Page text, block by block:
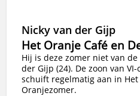
Nicky van der Gijp
Het Oranje Café en
Hij is deze zomer niet van
der Gijp (24). De zoon van
schuift regelmatig aan in Het
Oranjezomer.